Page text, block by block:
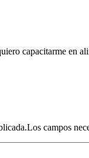
capacitarme en
campos